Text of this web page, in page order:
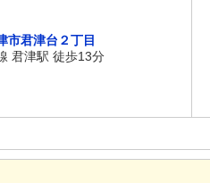
市君津台２丁目
君津駅 徒歩13分